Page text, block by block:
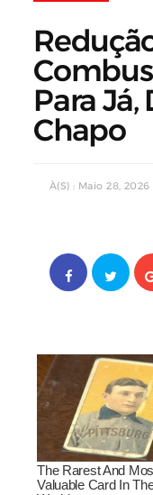
Para Já,
Chapo
À(s) : Maio 28, 2026